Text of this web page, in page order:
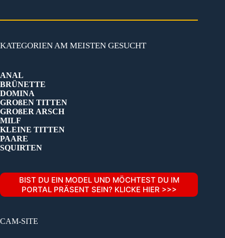
KATEGORIEN AM MEISTEN GESUCHT
ANAL
BRÜNETTE
DOMINA
GROßEN TITTEN
GROßER ARSCH
MILF
KLEINE TITTEN
PAARE
SQUIRTEN
BIST DU EIN MODEL UND MÖCHTEST DU IM
PORTAL PRÄSENT SEIN? KLICKE HIER >>>
CAM-SITE